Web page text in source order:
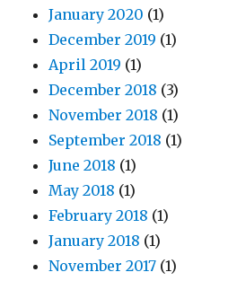
January 2020 (1)
December 2019 (1)
April 2019 (1)
December 2018 (3)
November 2018 (1)
September 2018 (1)
June 2018 (1)
May 2018 (1)
February 2018 (1)
January 2018 (1)
November 2017 (1)